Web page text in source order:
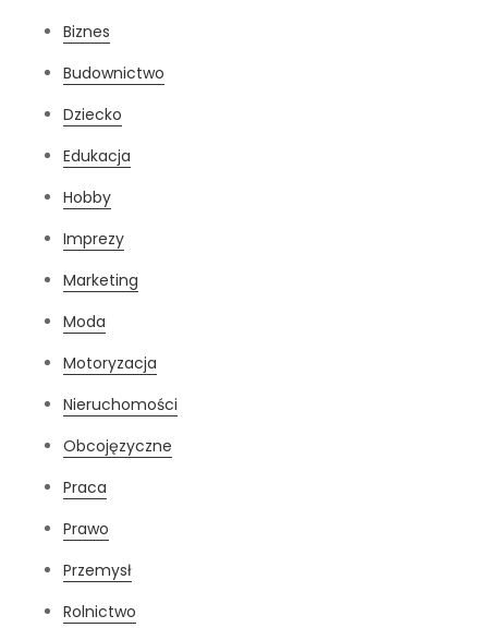
Biznes
Budownictwo
Dziecko
Edukacja
Hobby
Imprezy
Marketing
Moda
Motoryzacja
Nieruchomości
Obcojęzyczne
Praca
Prawo
Przemysł
Rolnictwo